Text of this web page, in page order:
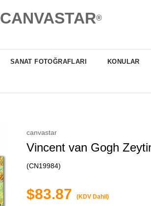
CANVASTAR®
SANAT FOTOĞRAFLARI KONULAR
canvastar
Vincent van Gogh
(CN19984)
$83.87 (KDV Dahil)